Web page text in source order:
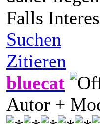
Falls
Suchen
Zitieren
bluecat
Autor +